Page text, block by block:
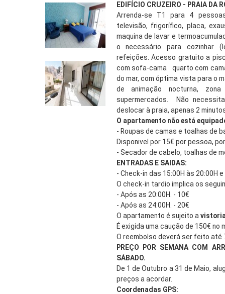
EDIFÍCIO CRUZEIRO - PRAIA DA
Arrenda-se T1 para 4
televisão, frigorífico, placa,
maquina de lavar e
o necessário para cozinhar
refeições. Acesso gratuito a
com sofa-cama quarto com
do mar, com óptima vista para o
de animação nocturna,
supermercados. Não
deslocar à praia, apenas 2
O apartamento não está
- Roupas de camas e toalhas de
Disponivel por 15€ por pessoa,
- Secador de cabelo, toalhas de
ENTRADAS E SAIDAS:
- Check-in das 15:00H às 20:00H
O check-in tardio implica os
- Após as 20:00H. - 10€
- Após as 24:00H. - 20€
O apartamento é sujeito a
É exigida uma caução de 150€ no
O reembolso deverá ser feito até
PREÇO POR SEMANA COM
SÁBADO.
De 1 de Outubro a 31 de Maio,
preços a acordar.
Coordenadas GPS: